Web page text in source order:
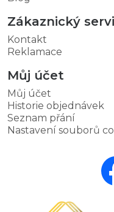
Zákaznický
Kontakt
Reklamace
Můj účet
Můj účet
Historie objednávek
Seznam přání
Nastavení souborů